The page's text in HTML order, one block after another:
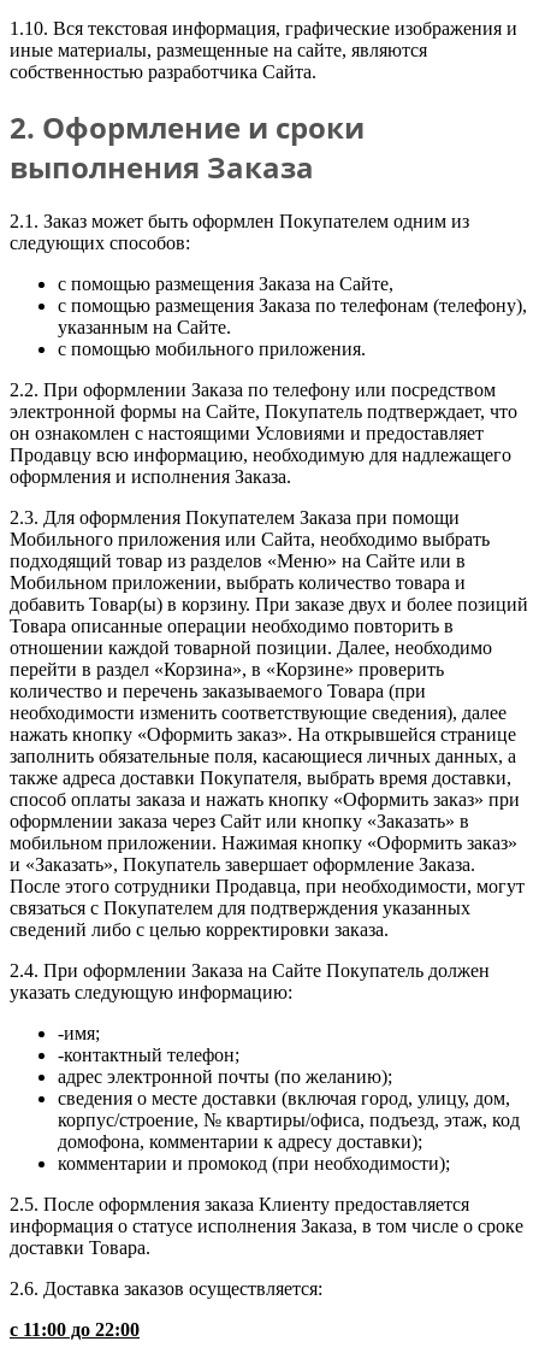
1.10. Вся текстовая информация, графические изображения и
иные материалы, размещенные на сайте, являются
собственностью разработчика Сайта.
2. Оформление и сроки
выполнения Заказа
2.1. Заказ может быть оформлен Покупателем одним из
следующих способов:
с помощью размещения Заказа на Сайте,
с помощью размещения Заказа по телефонам (телефону),
указанным на Сайте.
c помощью мобильного приложения.
2.2. При оформлении Заказа по телефону или посредством
электронной формы на Сайте, Покупатель подтверждает, что
он ознакомлен с настоящими Условиями и предоставляет
Продавцу всю информацию, необходимую для надлежащего
оформления и исполнения Заказа.
2.3. Для оформления Покупателем Заказа при помощи
Мобильного приложения или Сайта, необходимо выбрать
подходящий товар из разделов «Меню» на Сайте или в
Мобильном приложении, выбрать количество товара и
добавить Товар(ы) в корзину. При заказе двух и более позиций
Товара описанные операции необходимо повторить в
отношении каждой товарной позиции. Далее, необходимо
перейти в раздел «Корзина», в «Корзине» проверить
количество и перечень заказываемого Товара (при
необходимости изменить соответствующие сведения), далее
нажать кнопку «Оформить заказ». На открывшейся странице
заполнить обязательные поля, касающиеся личных данных, а
также адреса доставки Покупателя, выбрать время доставки,
способ оплаты заказа и нажать кнопку «Оформить заказ» при
оформлении заказа через Сайт или кнопку «Заказать» в
мобильном приложении. Нажимая кнопку «Оформить заказ»
и «Заказать», Покупатель завершает оформление Заказа.
После этого сотрудники Продавца, при необходимости, могут
связаться с Покупателем для подтверждения указанных
сведений либо с целью корректировки заказа.
2.4. При оформлении Заказа на Сайте Покупатель должен
указать следующую информацию:
-имя;
-контактный телефон;
адрес электронной почты (по желанию);
сведения о месте доставки (включая город, улицу, дом,
корпус/строение, № квартиры/офиса, подъезд, этаж, код
домофона, комментарии к адресу доставки);
комментарии и промокод (при необходимости);
2.5. После оформления заказа Клиенту предоставляется
информация о статусе исполнения Заказа, в том числе о сроке
доставки Товара.
2.6. Доставка заказов осуществляется:
с 11:00 до 22:00